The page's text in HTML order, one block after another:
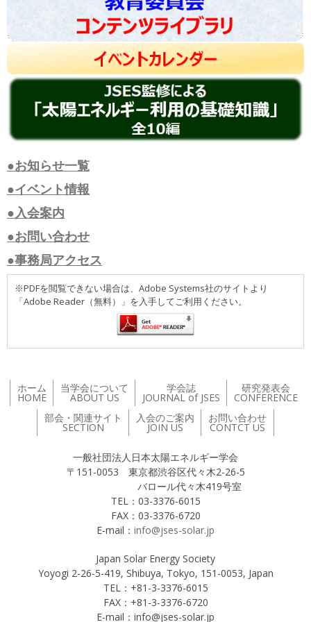
●お知らせ一覧
●イベント情報
●入会案内
●お問い合わせ
●事務局アクセス
※PDFを閲覧できない場合は、Adobe Systems社のサイトより
「Adobe Reader（無料）」を入手してご利用ください。
ホーム
HOME
当学会について
ABOUT US
学会誌
JOURNAL of JSES
研究発表会
CONFERENCE
部会・関連サイト
SECTION
入会のご案内
JOIN US
お問い合わせ
CONTCT US
一般社団法人日本太陽エネルギー学会
〒151-0053 東京都渋谷区代々木2-26-5
バロール代々木419号室
TEL：03-3376-6015
FAX：03-3376-6720
E-mail： info@jses-solar.jp
Japan Solar Energy Society
Yoyogi 2-26-5-419, Shibuya, Tokyo, 151-0053, Japan
TEL：+81-3-3376-6015
FAX：+81-3-3376-6720
E-mail：info@jses-solar.jp